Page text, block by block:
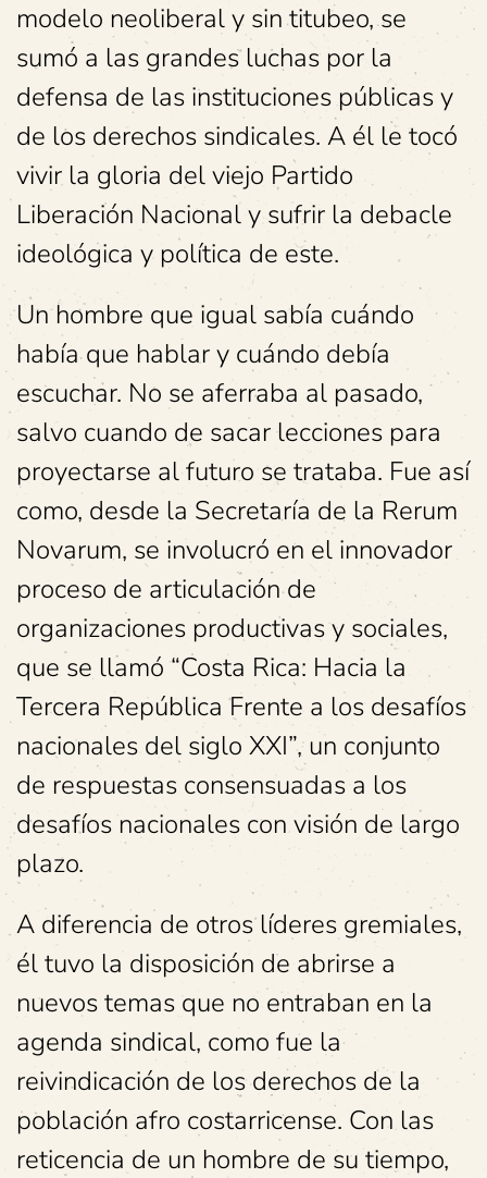
modelo neoliberal y sin titubeo, se
sumó a las grandes luchas por la
defensa de las instituciones públicas y
de los derechos sindicales. A él le tocó
vivir la gloria del viejo Partido
Liberación Nacional y sufrir la debacle
ideológica y política de este.
Un hombre que igual sabía cuándo
había que hablar y cuándo debía
escuchar. No se aferraba al pasado,
salvo cuando de sacar lecciones para
proyectarse al futuro se trataba. Fue así
como, desde la Secretaría de la Rerum
Novarum, se involucró en el innovador
proceso de articulación de
organizaciones productivas y sociales,
que se llamó “Costa Rica: Hacia la
Tercera República Frente a los desafíos
nacionales del siglo XXI”, un conjunto
de respuestas consensuadas a los
desafíos nacionales con visión de largo
plazo.
A diferencia de otros líderes gremiales,
él tuvo la disposición de abrirse a
nuevos temas que no entraban en la
agenda sindical, como fue la
reivindicación de los derechos de la
población afro costarricense. Con las
reticencia de un hombre de su tiempo,